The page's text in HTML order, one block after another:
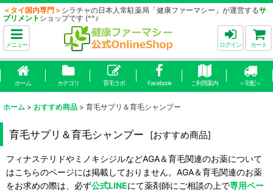
＜タイ国内専門＞ シラチャの日本人常駐薬局「健康ファーマシー」が運営するサ
プリメント ショップです (^^♪
メニュー ログイン カート
ホーム カテゴリ 育毛ラボ Facebook ご利用案内 ＜宅配＞
ホーム > おすすめ商品 > 育毛サプリ＆育毛シャンプー
育毛サプリ＆育毛シャンプー [おすすめ商品]
フィナステリドやミノキシジルなどAGA＆育毛関連のお薬について
はこちらのページには掲載しておりません。AGA＆育毛関連のお薬
をお求めの際は、必ず公式LINEにて薬剤師にご相談の上で専用ペー